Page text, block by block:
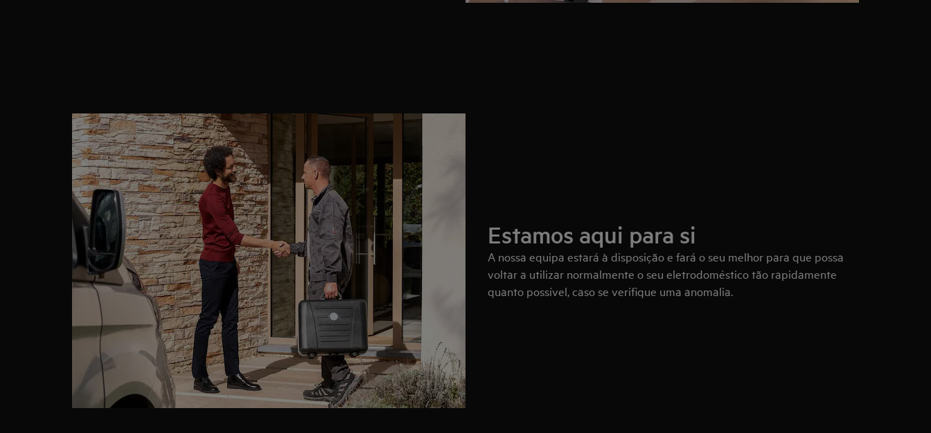
Estamos aqui para si
A nossa equipa estará à disposição e fará o seu melhor para que possa
voltar a utilizar normalmente o seu eletrodoméstico tão rapidamente
quanto possível, caso se verifique uma anomalia.